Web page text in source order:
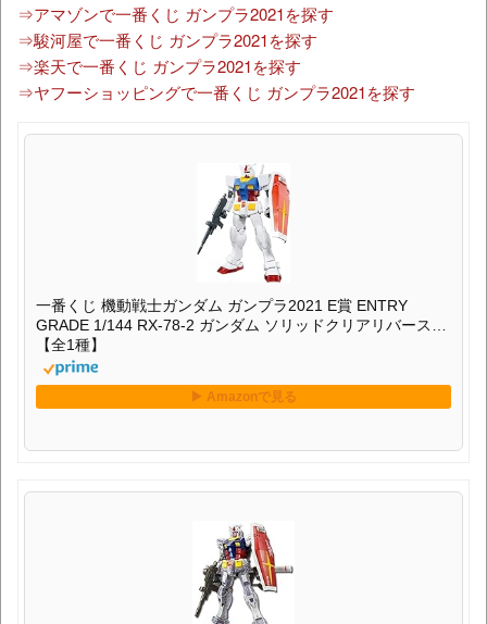
⇒アマゾンで一番くじ ガンプラ2021を探す
⇒駿河屋で一番くじ ガンプラ2021を探す
⇒楽天で一番くじ ガンプラ2021を探す
⇒ヤフーショッピングで一番くじ ガンプラ2021を探す
一番くじ 機動戦士ガンダム ガンプラ2021 E賞 ENTRY
GRADE 1/144 RX-78-2 ガンダム ソリッドクリアリバース
【全1種】